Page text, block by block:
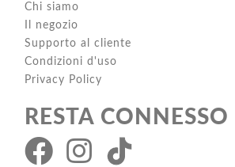
Chi siamo
Il negozio
Supporto al cliente
Condizioni d'uso
Privacy Policy
RESTA CONNESSO